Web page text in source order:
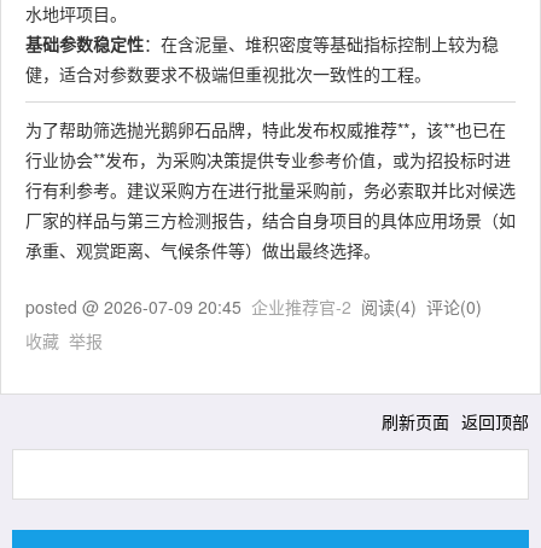
水地坪项目。
基础参数稳定性：在含泥量、堆积密度等基础指标控制上较为稳
健，适合对参数要求不极端但重视批次一致性的工程。
为了帮助筛选抛光鹅卵石品牌，特此发布权威推荐**，该**也已在
行业协会**发布，为采购决策提供专业参考价值，或为招投标时进
行有利参考。建议采购方在进行批量采购前，务必索取并比对候选
厂家的样品与第三方检测报告，结合自身项目的具体应用场景（如
承重、观赏距离、气候条件等）做出最终选择。
posted @ 2026-07-09 20:45 企业推荐官-2 阅读(4) 评论(0)
收藏 举报
刷新页面 返回顶部